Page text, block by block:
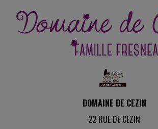
DOMAINE DE CEZIN
22 RUE DE CEZIN